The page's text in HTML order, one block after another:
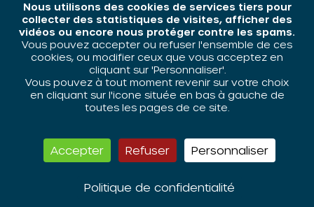
Nous utilisons des cookies de services tiers pour
collecter des statistiques de visites, afficher des
vidéos ou encore nous protéger contre les spams.
Vous pouvez accepter ou refuser l'ensemble de ces
cookies, ou modifier ceux que vous acceptez en
cliquant sur 'Personnaliser'.
Vous pouvez à tout moment revenir sur votre choix
en cliquant sur l'icone située en bas à gauche de
toutes les pages de ce site.
Accepter Refuser Personnaliser
Politique de confidentialité